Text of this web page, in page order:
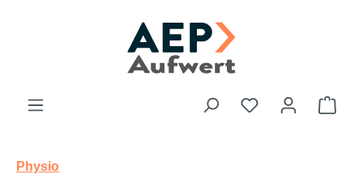
Du hast 0
Physio